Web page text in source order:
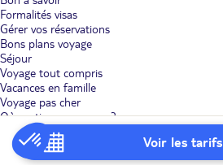
Voir les tarifs
Formalités visas
Gérer vos réservations
Bons plans voyage
Séjour
Voyage tout compris
Vacances en famille
Voyage pas cher
Où partir en vacances ?
Villages vacances
Voyages Adult only
Code promo TUI